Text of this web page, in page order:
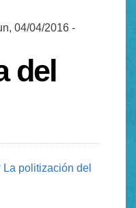
04/04/2016 -
del
politización del